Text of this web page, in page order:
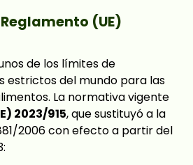
(UE)
de los límites de
estrictos del mundo para las
La normativa vigente
2023/915, que sustituyó a la
2006 con efecto a partir del